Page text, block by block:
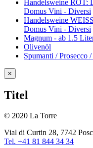
Handelsweine ROT:
Domus Vini - Diversi
Handelsweine
Domus Vini - Diversi
Magnum - ab 1.5
Olivenöl
Spumanti / Prosecco
Close
product
view
×
Titel
© 2020 La Torre
Vial di Curtin 28, 7742
Tel. +41 81 844 34 34